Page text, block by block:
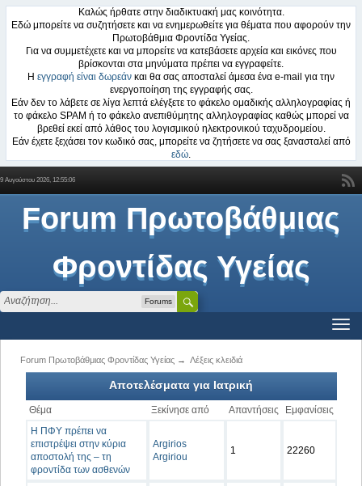
Καλώς ήρθατε στην διαδικτυακή μας κοινότητα.
Εδώ μπορείτε να συζητήσετε και να ενημερωθείτε για θέματα που αφορούν την
Πρωτοβάθμια Φροντίδα Υγείας.
Για να συμμετέχετε και να μπορείτε να κατεβάσετε αρχεία και εικόνες που
βρίσκονται στα μηνύματα πρέπει να εγγραφείτε.
Η εγγραφή είναι δωρεάν και θα σας αποσταλεί άμεσα ένα e-mail για την
ενεργοποίηση της εγγραφής σας.
Εάν δεν το λάβετε σε λίγα λεπτά ελέγξετε το φάκελο ομαδικής αλληλογραφίας ή
το φάκελο SPAM ή το φάκελο ανεπιθύμητης αλληλογραφίας καθώς μπορεί να
βρεθεί εκεί από λάθος του λογισμικού ηλεκτρονικού ταχυδρομείου.
Εάν έχετε ξεχάσει τον κωδικό σας, μπορείτε να ζητήσετε να σας ξανασταλεί από
εδώ.
9 Αυγούστου 2026, 12:55:06
Forum Πρωτοβάθμιας
Φροντίδας Υγείας
Forums
Forum Πρωτοβάθμιας Φροντίδας Υγείας→ Λέξεις κλειδιά
Αποτελέσματα για Ιατρική
Θέμα Ξεκίνησε από Απαντήσεις
Εμφανίσεις
Η ΠΦΥ πρέπει να
επιστρέψει στην κύρια
αποστολή της – τη
φροντίδα των ασθενών
Argirios
Argiriou
1 22260